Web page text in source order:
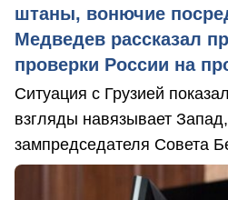
штаны, вонючие
Медведев рассказал
проверки России на
Ситуация с Грузией
взгляды навязывает
зампредседателя Совета